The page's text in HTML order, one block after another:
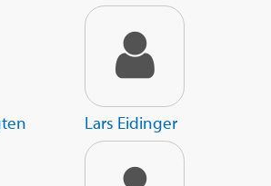
Lars Eidinger